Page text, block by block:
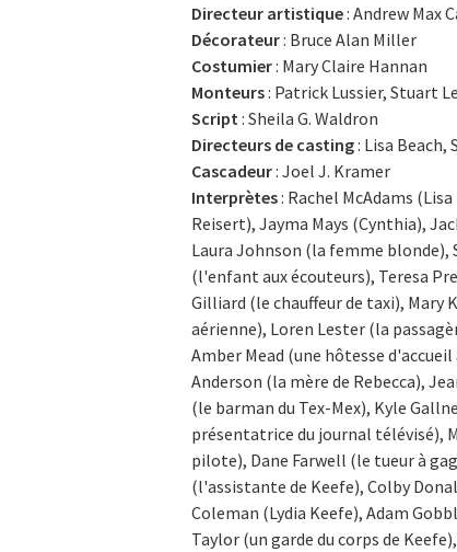
Directeur artistique: Andrew Max
Décorateur: Bruce Alan Miller
Costumier: Mary Claire Hannan
Monteurs: Patrick Lussier, Stuart
Script : Sheila G. Waldron
Directeurs de casting: Lisa Beach,
Cascadeur: Joel J. Kramer
Interprètes: Rachel McAdams
Reisert), Jayma Mays (Cynthia),
Laura Johnson (la femme blonde),
(l'enfant aux écouteurs), Teresa
Gilliard (le chauffeur de taxi),
aérienne), Loren Lester (la
Amber Mead (une hôtesse
Anderson (la mère de Rebecca),
(le barman du Tex-Mex), Kyle
présentatrice du journal télévisé),
pilote), Dane Farwell (le tueur à
(l'assistante de Keefe), Colby
Coleman (Lydia Keefe), Adam
Taylor (un garde du corps de